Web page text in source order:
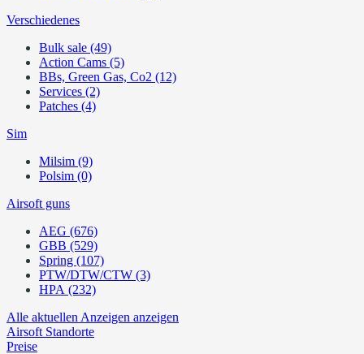
Verschiedenes
Bulk sale (49)
Action Cams (5)
BBs, Green Gas, Co2 (12)
Services (2)
Patches (4)
Sim
Milsim (9)
Polsim (0)
Airsoft guns
AEG (676)
GBB (529)
Spring (107)
PTW/DTW/CTW (3)
HPA (232)
Alle aktuellen Anzeigen anzeigen
Airsoft Standorte
Preise